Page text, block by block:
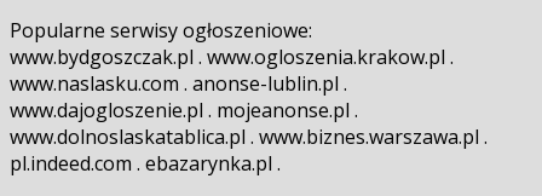
Popularne serwisy ogłoszeniowe:
www.bydgoszczak.pl . www.ogloszenia.krakow.pl .
www.naslasku.com . anonse-lublin.pl .
www.dajogloszenie.pl . mojeanonse.pl .
www.dolnoslaskatablica.pl . www.biznes.warszawa.pl .
pl.indeed.com . ebazarynka.pl .